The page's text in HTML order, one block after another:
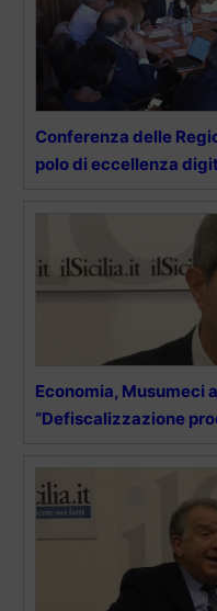
Conferenza delle
polo di eccellenza
Economia, Musumeci
“Defiscalizzazione